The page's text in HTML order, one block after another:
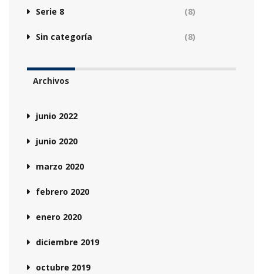
Serie 8 (8)
Sin categoría (8)
Archivos
junio 2022
junio 2020
marzo 2020
febrero 2020
enero 2020
diciembre 2019
octubre 2019